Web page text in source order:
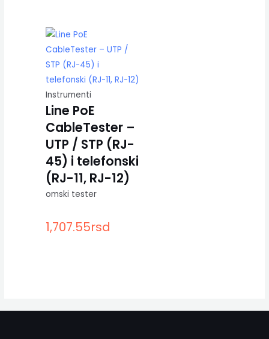
Instrumenti
Line PoE
CableTester –
UTP / STP (RJ-
45) i telefonski
(RJ-11, RJ-12)
omski tester
1,707.55rsd